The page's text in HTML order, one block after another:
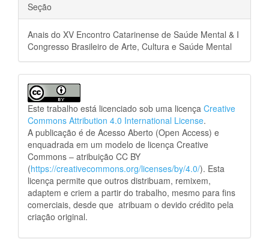
Seção
Anais do XV Encontro Catarinense de Saúde Mental & I
Congresso Brasileiro de Arte, Cultura e Saúde Mental
Este trabalho está licenciado sob uma licença Creative
Commons Attribution 4.0 International License.
A publicação é de Acesso Aberto (Open Access) e
enquadrada em um modelo de licença Creative
Commons – atribuição CC BY
(https://creativecommons.org/licenses/by/4.0/). Esta
licença permite que outros distribuam, remixem,
adaptem e criem a partir do trabalho, mesmo para fins
comerciais, desde que atribuam o devido crédito pela
criação original.